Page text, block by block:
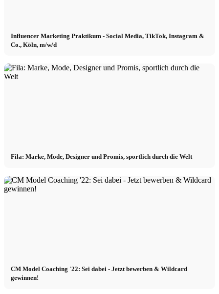
Influencer Marketing Praktikum - Social Media, TikTok, Instagram &
Co., Köln, m/w/d
Fila: Marke, Mode, Designer und Promis, sportlich durch die Welt
CM Model Coaching '22: Sei dabei - Jetzt bewerben & Wildcard
gewinnen!